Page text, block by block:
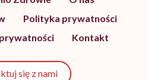
Polityka prywatności
Kontakt
się z nami